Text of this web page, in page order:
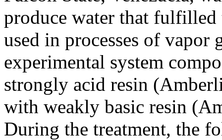
produce water that
used in processes of
experimental system
strongly acid resin
with weakly basic resin
During the treatment, the